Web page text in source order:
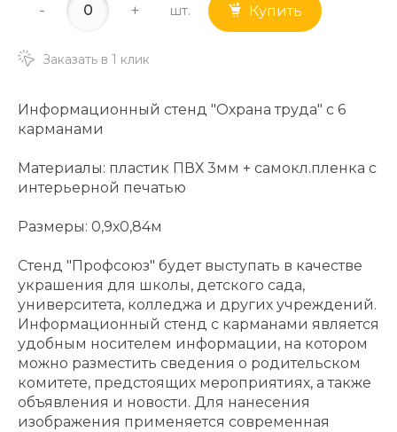
- + шт. Купить
Заказать в 1 клик
Информационный стенд "Охрана труда" с 6
карманами
Материалы: пластик ПВХ 3мм + самокл.пленка с
интерьерной печатью
Размеры: 0,9х0,84м
Стенд "Профсоюз" будет выступать в качестве
украшения для школы, детского сада,
университета, колледжа и других учреждений.
Информационный стенд с карманами является
удобным носителем информации, на котором
можно разместить сведения о родительском
комитете, предстоящих мероприятиях, а также
объявления и новости. Для нанесения
изображения применяется современная